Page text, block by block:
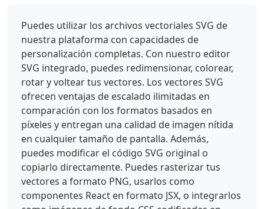
Puedes utilizar los archivos vectoriales SVG de
nuestra plataforma con capacidades de
personalización completas. Con nuestro editor
SVG integrado, puedes redimensionar, colorear,
rotar y voltear tus vectores. Los vectores SVG
ofrecen ventajas de escalado ilimitadas en
comparación con los formatos basados en
píxeles y entregan una calidad de imagen nítida
en cualquier tamaño de pantalla. Además,
puedes modificar el código SVG original o
copiarlo directamente. Puedes rasterizar tus
vectores a formato PNG, usarlos como
componentes React en formato JSX, o integrarlos